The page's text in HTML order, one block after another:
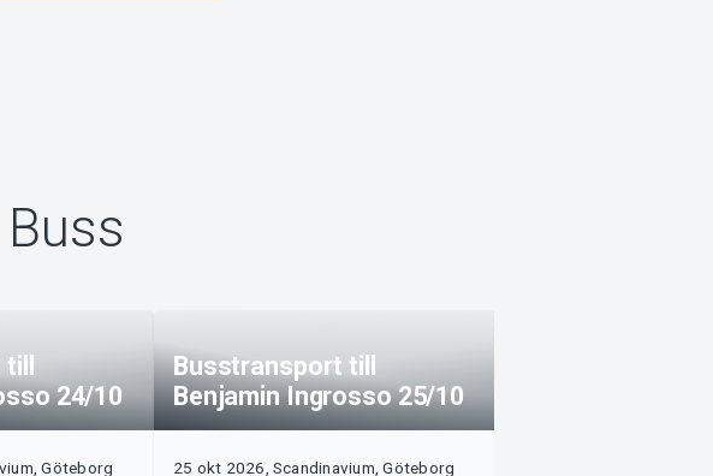
24/10
Göteborg
Busstransport till
Benjamin Ingrosso 25/10
25 okt 2026, Scandinavium, Göteborg